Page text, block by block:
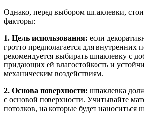
Однако, перед выбором шпаклевки,
факторы:
1. Цель использования: если
гротто предполагается для внутренних
рекомендуется выбирать шпаклевку с
придающих ей влагостойкость и
механическим воздействиям.
2. Основа поверхности: шпаклевка
с основой поверхности. Учитывайте
потолков, на которые будет наноситься